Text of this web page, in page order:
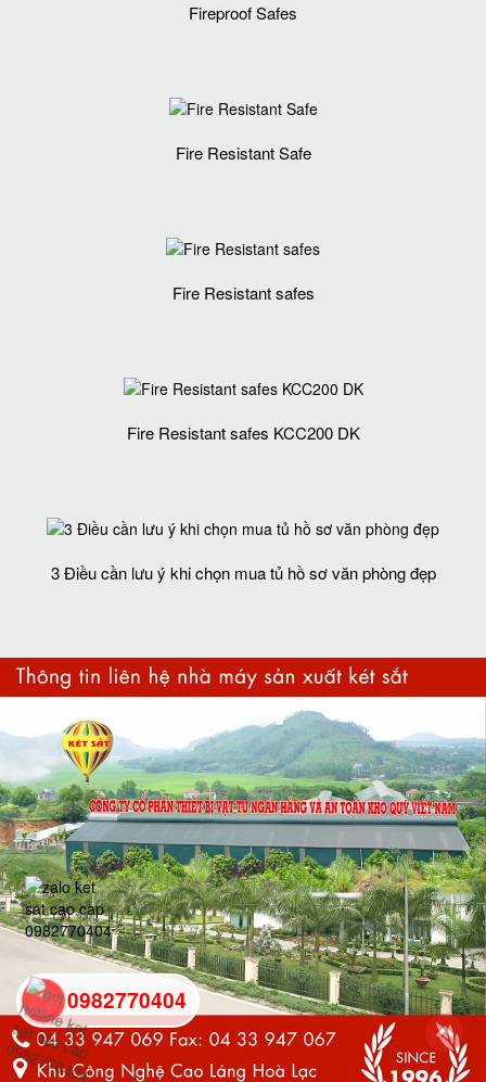
Fireproof Safes
Fire Resistant Safe
Fire Resistant safes
Fire Resistant safes KCC200 DK
3 Điều cần lưu ý khi chọn mua tủ hồ sơ văn phòng đẹp
0982770404
back